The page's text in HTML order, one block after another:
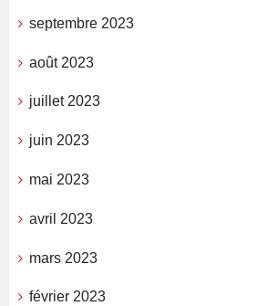
septembre 2023
août 2023
juillet 2023
juin 2023
mai 2023
avril 2023
mars 2023
février 2023